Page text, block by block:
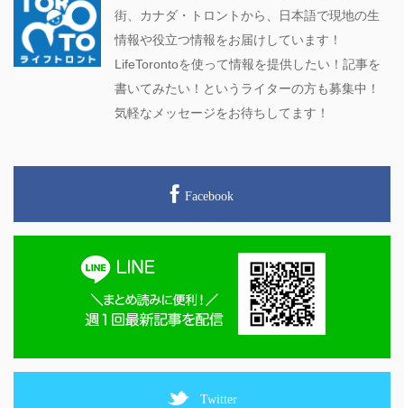
街、カナダ・トロントから、日本語で現地の生
情報や役立つ情報をお届けしています！
LifeTorontoを使って情報を提供したい！記事を
書いてみたい！というライターの方も募集中！
気軽なメッセージをお待ちしてます！
Facebook
Twitter